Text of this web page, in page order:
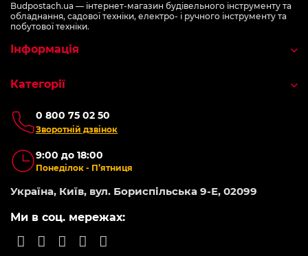
Budpostach.ua — інтернет-магазин будівельного інструменту та
обладнання, садової техніки, електро- і ручного інструменту та
побутової техніки.
0 800 75 02 50
Зворотній дзвінок
9:00 до 18:00
Понеділок - П’ятниця
Україна, Київ, вул. Бориспільська 9-Е, 02099
Ми в соц. мережах:
Інформація
Категорії